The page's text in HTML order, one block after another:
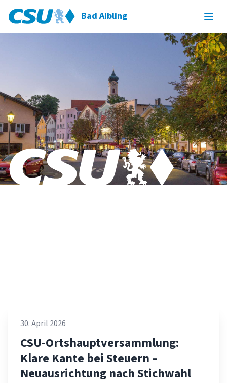
Bad Aibling
30. April 2026
CSU-Ortshauptversammlung:
Klare Kante bei Steuern –
Neuausrichtung nach Stichwahl